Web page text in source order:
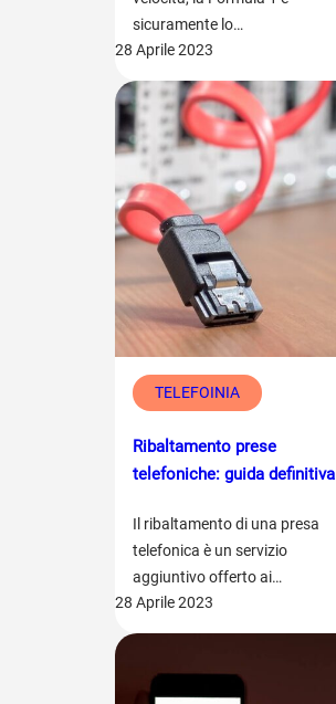
sicuramente lo…
28 Aprile 2023
TELEFOINIA
Ribaltamento prese
telefoniche: guida definitiva
Il ribaltamento di una presa
telefonica è un servizio
aggiuntivo offerto ai…
28 Aprile 2023